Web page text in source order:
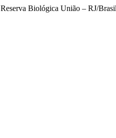
Biológica União – RJ/